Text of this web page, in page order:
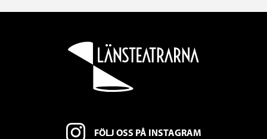
FÖLJ OSS PÅ INSTAGRAM